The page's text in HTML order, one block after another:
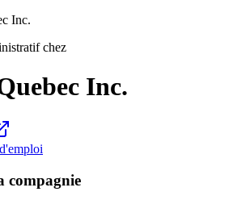
Inc.
chez
Inc.
compagnie